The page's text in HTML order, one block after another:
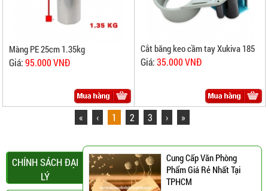
Màng PE 25cm 1.35kg
Giá:95.000 VNĐ
Cắt băng keo cầm tay Xukiva 185
Giá:35.000 VNĐ
« ‹ 1 2 3 › »
CHÍNH SÁCH ĐẠI
LÝ
Cung Cấp Văn Phòng
Phẩm Giá Rẻ Nhất Tại
TPHCM